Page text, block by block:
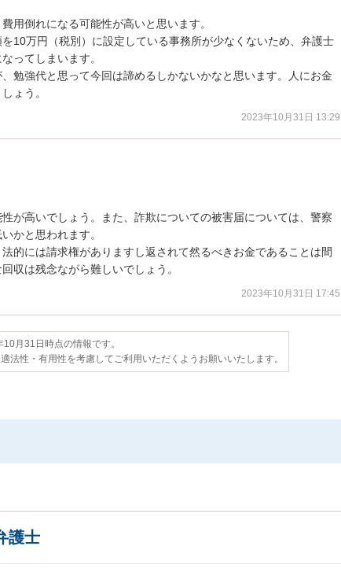
用倒れになる可能性が高いと思います。
10万円（税別）に設定している事務所が少なくないため、弁護士
ってしまいます。
勉強代と思って今回は諦めるしかないかなと思います。人にお金
ょう。
2023年10月31日 13:29
が高いでしょう。また、詐欺についての被害届については、警察
かと思われます。
的には請求権がありますし返されて然るべきお金であることは間
収は残念ながら難しいでしょう。
2023年10月31日 17:45
月31日時点の情報です。
法性・有用性を考慮してご利用いただくようお願いいたします。
護士